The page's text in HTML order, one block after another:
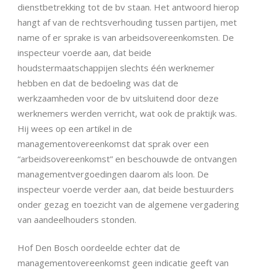
dienstbetrekking tot de bv staan. Het antwoord hierop
hangt af van de rechtsverhouding tussen partijen, met
name of er sprake is van arbeidsovereenkomsten. De
inspecteur voerde aan, dat beide
houdstermaatschappijen slechts één werknemer
hebben en dat de bedoeling was dat de
werkzaamheden voor de bv uitsluitend door deze
werknemers werden verricht, wat ook de praktijk was.
Hij wees op een artikel in de
managementovereenkomst dat sprak over een
“arbeidsovereenkomst” en beschouwde de ontvangen
managementvergoedingen daarom als loon. De
inspecteur voerde verder aan, dat beide bestuurders
onder gezag en toezicht van de algemene vergadering
van aandeelhouders stonden.
Hof Den Bosch oordeelde echter dat de
managementovereenkomst geen indicatie geeft van